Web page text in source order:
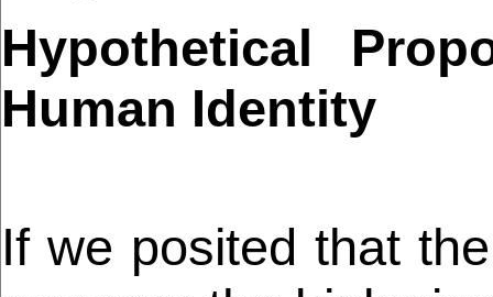
Hypothetical
Human Identity
If we posited that